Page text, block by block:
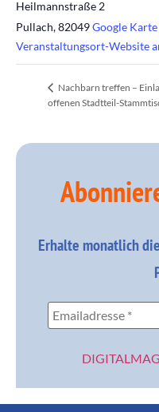
Heilmannstraße 2
Pullach,82049Google Karte
Veranstaltungsort-Website
Nachbarn treffen –
offenen Stadtteil-
Erhalte monatlich